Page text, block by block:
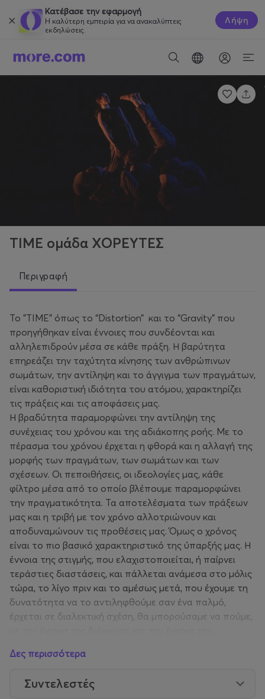
Κατέβασε την εφαρμογή
Η καλύτερη εμπειρία για να ανακαλύπτεις
εκδηλώσεις.
Λήψη
TIME ομάδα ΧΟΡΕΥΤΕΣ
Περιγραφή
Το "TIME" όπως το “Distortion” και το “Gravity” που
προηγήθηκαν είναι έννοιες που συνδέονται και
αλληλεπιδρούν μέσα σε κάθε πράξη. Η βαρύτητα
επηρεάζει την ταχύτητα κίνησης των ανθρώπινων
σωμάτων, την αντίληψη και το άγγιγμα των πραγμάτων,
είναι καθοριστική ιδιότητα του ατόμου, χαρακτηρίζει
τις πράξεις και τις αποφάσεις μας.
Η βραδύτητα παραμορφώνει την αντίληψη της
συνέχειας του χρόνου και της αδιάκοπης ροής. Με το
πέρασμα του χρόνου έρχεται η φθορά και η αλλαγή της
μορφής των πραγμάτων, των σωμάτων και των
σχέσεων. Οι πεποιθήσεις, οι ιδεολογίες μας, κάθε
φίλτρο μέσα από το οποίο βλέπουμε παραμορφώνει
την πραγματικότητα. Τα αποτελέσματα των πράξεων
μας και η τριβή με τον χρόνο αλλοτριώνουν και
αποδυναμώνουν τις προθέσεις μας. Όμως ο χρόνος
είναι το πιο βασικό χαρακτηριστικό της ύπαρξής μας. Η
έννοια της στιγμής, που ελαχιστοποιείται, ή παίρνει
τεράστιες διαστάσεις, και πάλλεται ανάμεσα στο μόλις
τώρα, το λίγο πριν και το αμέσως μετά, που έχουμε τη
δυνατότητα να το αντιληφθούμε σαν ένα παλμό,
έρχεται σε διαλεκτική σχέση, θα μπορούσαμε να πούμε,
Δες περισσότερα
Συντελεστές